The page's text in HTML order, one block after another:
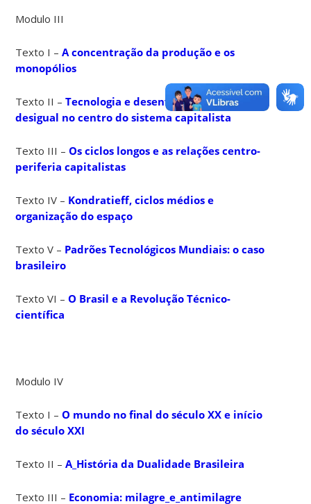
Modulo III
Texto I –A concentração da produção e os
monopólios
Texto II –Tecnologia e desenvolvimento
desigual no centro do sistema capitalista
Texto III –Os ciclos longos e as relações centro-
periferia capitalistas
Texto IV – Kondratieff, ciclos médios e
organização do espaço
Texto V – Padrões Tecnológicos Mundiais: o caso
brasileiro
Texto VI –O Brasil e a Revolução Técnico-
científica
Modulo IV
Texto I –O mundo no final do século XX e início
do século XXI
Texto II –A_História da Dualidade Brasileira
Texto III – Economia: milagre_e_antimilagre